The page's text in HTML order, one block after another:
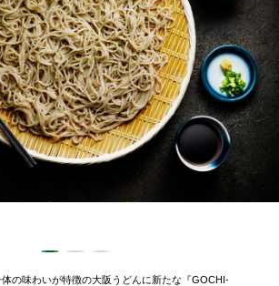
の味わいが特徴の大阪うどんに新たな『GOCHI-